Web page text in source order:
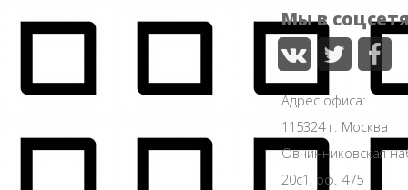
Мы в
Адрес офиса:
115324 г. Москва
Овчинниковская
20с1, оф. 475